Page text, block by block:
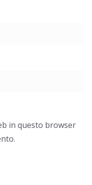
in questo browser